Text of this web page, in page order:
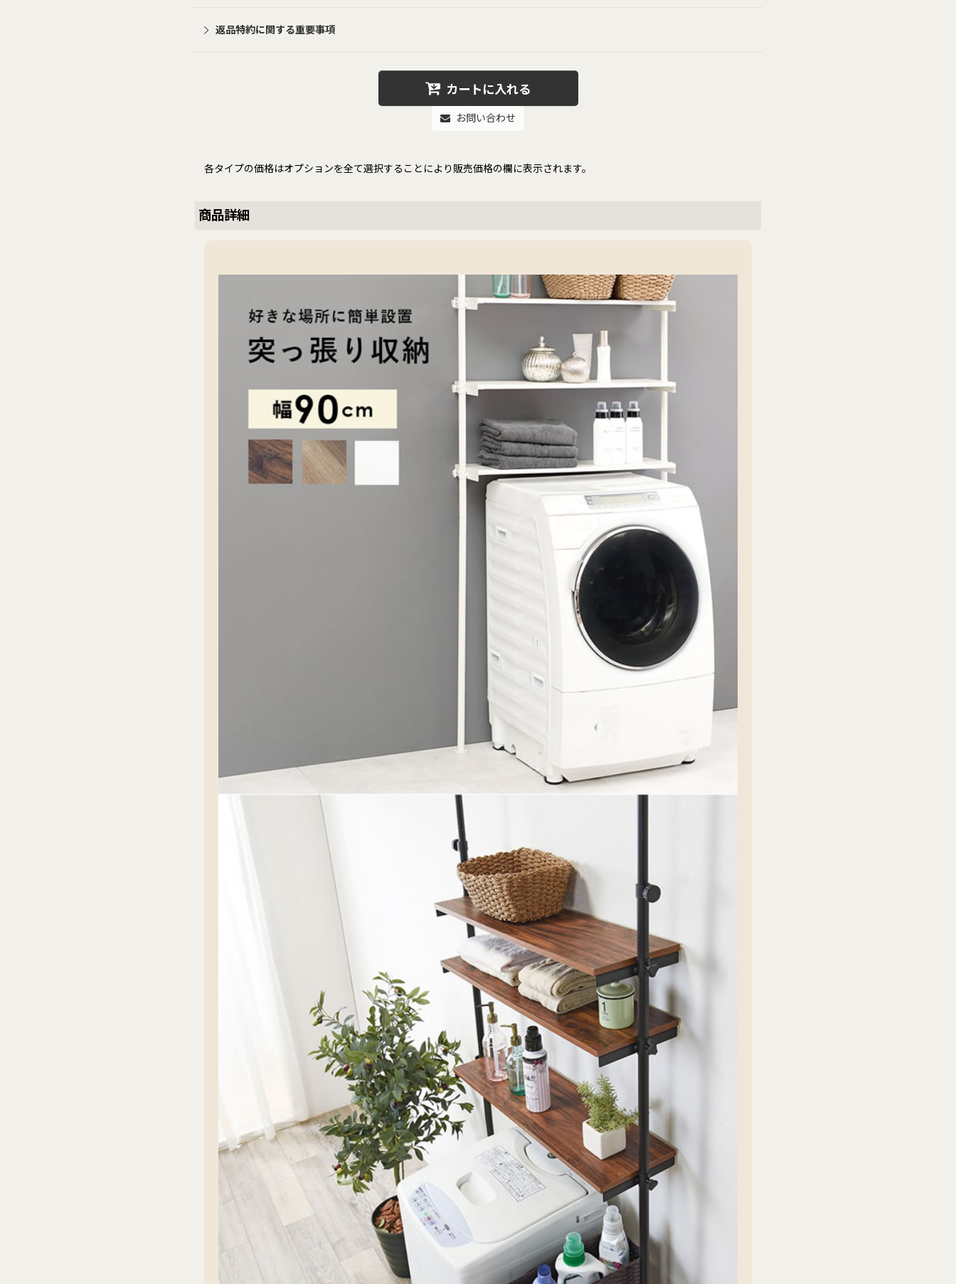
返品特約に関する重要事項
カートに入れる
お問い合わせ
各タイプの価格はオプションを全て選択することにより販売価格の欄に表示されます。
商品詳細